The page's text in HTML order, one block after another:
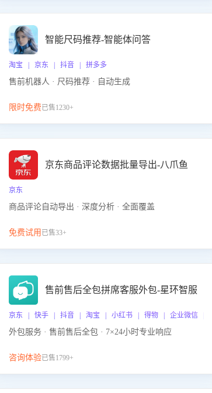
智能尺码推荐-智能体问答
淘宝 | 京东 | 抖音 | 拼多多
售前机器人 · 尺码推荐 · 自动生成
限时免费已售1230+
京东商品评论数据批量导出-八爪鱼
京东
商品评论自动导出 · 深度分析 · 全面覆盖
免费试用 已售33+
售前售后全包拼席客服外包-星环智服
京东 | 快手 | 抖音 | 淘宝 | 小红书 | 得物 | 企业微信 | 跨
外包服务 · 售前售后全包 · 7×24小时专业响应
咨询体验已售1799+